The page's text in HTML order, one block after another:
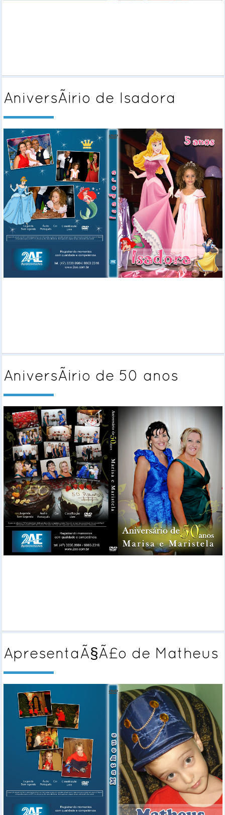
AniversÃ¡rio de Isadora
AniversÃ¡rio de 50 anos
ApresentaÃ§Ã£o de Matheus